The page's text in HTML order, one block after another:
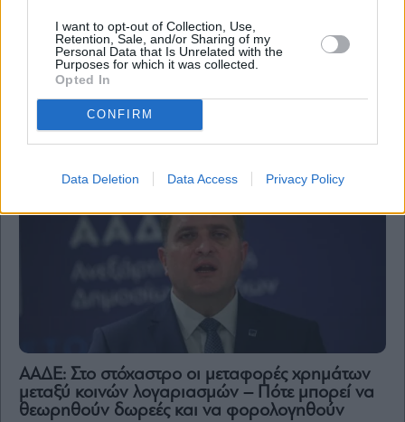
I want to opt-out of Collection, Use,
Retention, Sale, and/or Sharing of my
Personal Data that Is Unrelated with the
Purposes for which it was collected.
Opted In
CONFIRM
Data Deletion Data Access Privacy Policy
Business
Η Όλγα Μπορνόζη (Capital Link) στο
Mononews: Τεράστια η επιτυχία των
ναυτιλιακών forums σε Αθήνα και Λεμεσό
ΑΑΔΕ: Στο στόχαστρο οι μεταφορές χρημάτων
μεταξύ κοινών λογαριασμών – Πότε μπορεί να
θεωρηθούν δωρεές και να φορολογηθούν